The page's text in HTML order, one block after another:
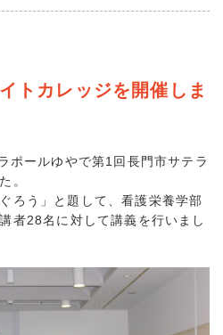
トカレッジを開催しま
ールゆやで第1回長門市サテラ
。
ろう」と題して、看護栄養学部
者28名に対して講義を行いまし